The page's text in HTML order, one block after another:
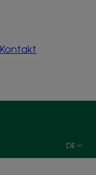
Kontakt
DE